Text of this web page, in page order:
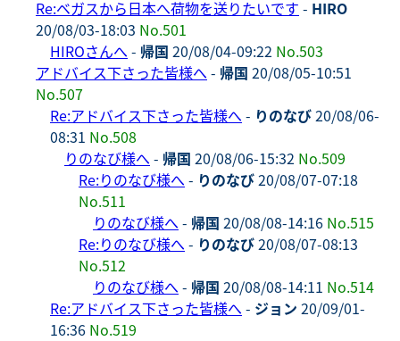
Re:ベガスから日本へ荷物を送りたいです - HIRO
20/08/03-18:03 No.501
HIROさんへ - 帰国 20/08/04-09:22 No.503
アドバイス下さった皆様へ - 帰国 20/08/05-10:51
No.507
Re:アドバイス下さった皆様へ - りのなび20/08/06-
08:31 No.508
りのなび様へ - 帰国 20/08/06-15:32 No.509
Re:りのなび様へ - りのなび20/08/07-07:18
No.511
りのなび様へ - 帰国 20/08/08-14:16 No.515
Re:りのなび様へ - りのなび20/08/07-08:13
No.512
りのなび様へ - 帰国 20/08/08-14:11 No.514
Re:アドバイス下さった皆様へ - ジョン 20/09/01-
16:36 No.519